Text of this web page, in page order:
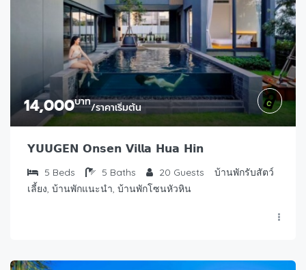
14,000บาท/ราคาเริ่มต้น
𝗬𝗨𝗨𝗚𝗘𝗡 𝗢𝗻𝘀𝗲𝗻 𝗩𝗶𝗹𝗹𝗮 𝗛𝘂𝗮 𝗛𝗶𝗻
5 Beds 5 Baths 20 Guests
บ้านพักรับสัตว์
เลี้ยง, บ้านพักแนะนำ, บ้านพักโซนหัวหิน